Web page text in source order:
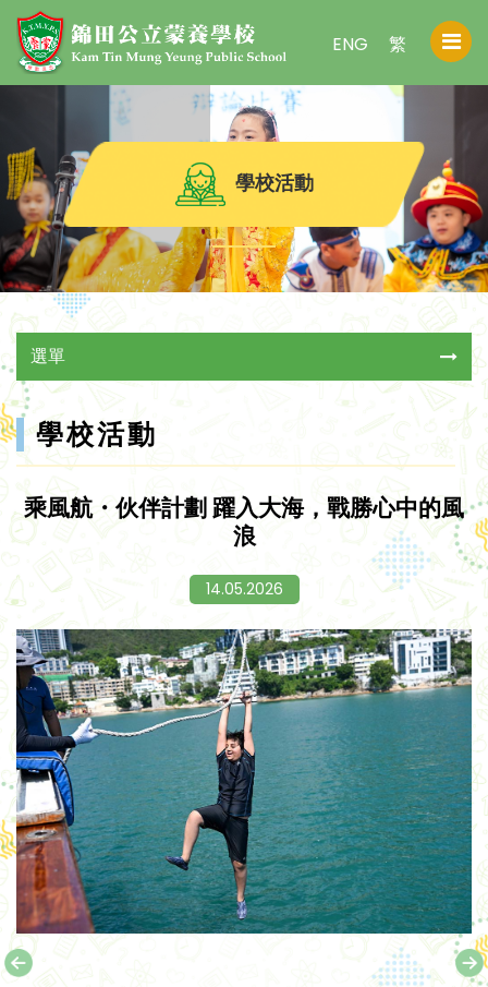
繁
ENG
學校活動
選單
學校活動
乘風航・伙伴計劃 躍入大海，戰勝心中的風
浪
14.05.2026